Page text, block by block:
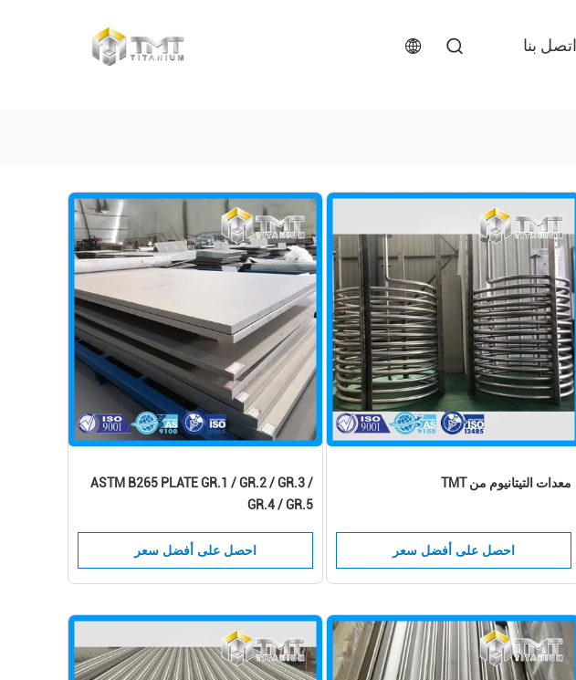
اتصل بنا
معدات التيتانيوم من TMT
احصل على أفضل سعر
ASTM B265 PLATE GR.1 / GR.2 / GR.3 /
GR.4 / GR.5
احصل على أفضل سعر